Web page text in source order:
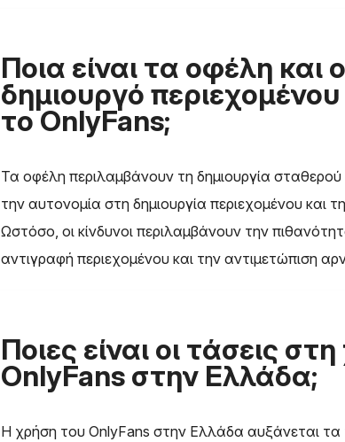
Ποια είναι τα οφέλη και
δημιουργό
το OnlyFans;
Τα οφέλη περιλαμβάνουν τη δημιουργία
την αυτονομία στη δημιουργία περιεχομένου και
Ωστόσο, οι κίνδυνοι περιλαμβάνουν την
αντιγραφή περιεχομένου και την αντιμετώπιση
Ποιες είναι οι τάσεις
OnlyFans στην Ελλάδα;
Η χρήση του OnlyFans στην Ελλάδα αυξάνεται τα